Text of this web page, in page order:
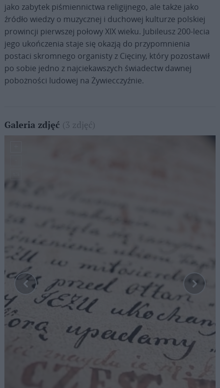
jako zabytek piśmiennictwa religijnego, ale także jako
źródło wiedzy o muzycznej i duchowej kulturze polskiej
prowincji pierwszej połowy XIX wieku. Jubileusz 200-lecia
jego ukończenia staje się okazją do przypomnienia
postaci skromnego organisty z Cięciny, który pozostawił
po sobie jedno z najciekawszych świadectw dawnej
pobożności ludowej na Żywiecczyźnie.
Galeria zdjęć (3 zdjęć)